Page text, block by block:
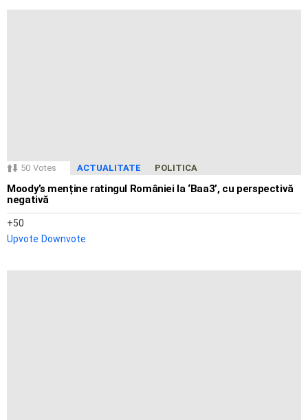
50 Votes ACTUALITATE POLITICA
Moody’s menține ratingul României la ‘Baa3’, cu perspectivă
negativă
50
Upvote Downvote